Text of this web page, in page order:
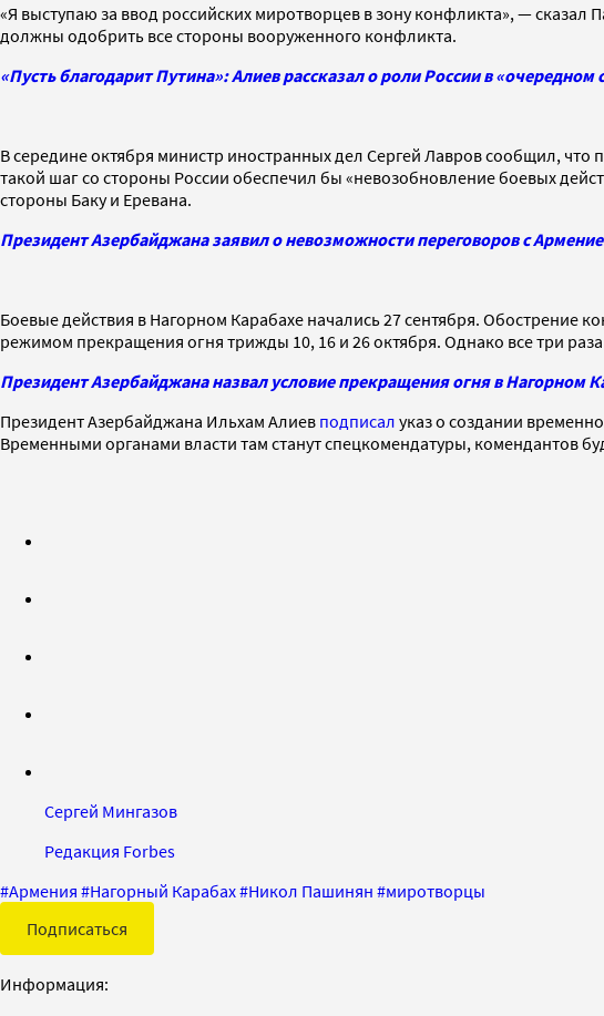
«Я выступаю за ввод российских миротворцев в зону конфликта», —
должны одобрить все стороны вооруженного конфликта.
«Пусть благодарит Путина»: Алиев рассказал о роли России в «очередном
В середине октября министр иностранных дел Сергей Лавров сообщил,
такой шаг со стороны России обеспечил бы «невозобновление боевых
стороны Баку и Еревана.
Президент Азербайджана заявил о невозможности переговоров с
Боевые действия в Нагорном Карабахе начались 27 сентября. Обострение
режимом прекращения огня трижды 10, 16 и 26 октября. Однако все три
Президент Азербайджана назвал условие прекращения огня в Нагорном
Президент Азербайджана Ильхам Алиев подписал указ о создании
Временными органами власти там станут спецкомендатуры, комендантов
Сергей Мингазов
Редакция Forbes
#Армения #Нагорный Карабах#Никол Пашинян #миротворцы
Подписаться
Информация: